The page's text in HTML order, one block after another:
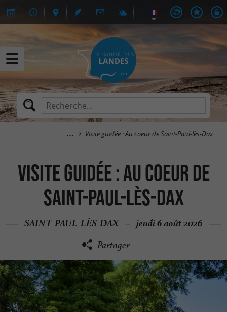
Visite guidée : Au coeur de Saint-Paul-lès-Dax
Visite guidée : Au coeur de
Saint-Paul-lès-Dax
SAINT-PAUL-LÈS-DAX jeudi 6 août 2026
Partager